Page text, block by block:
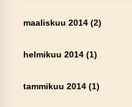
maaliskuu 2014(2)
helmikuu 2014(1)
tammikuu 2014(1)